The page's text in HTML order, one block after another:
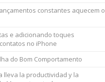
constantes aquecem o
e adicionando toques
no iPhone
do Bom Comportamento
lleva la productividad y la